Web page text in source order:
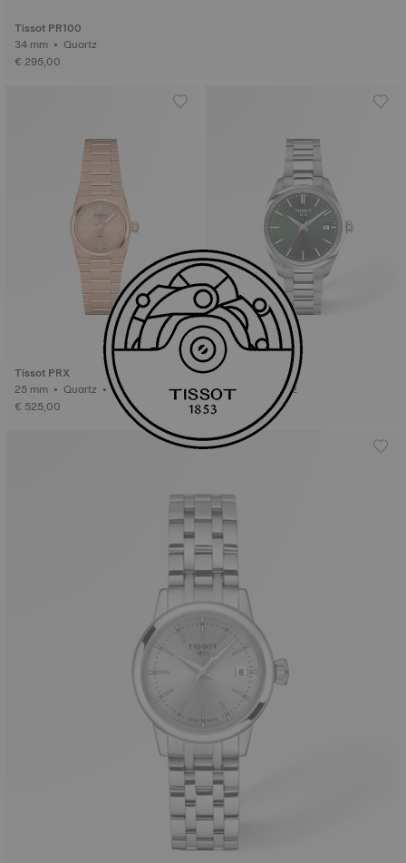
Tissot PR100
34 mm • Quartz
€ 295,00
Tissot PRX
25 mm • Quartz • Diamanten
€ 525,00
Tissot PR100
34 mm • Quartz
€ 295,00